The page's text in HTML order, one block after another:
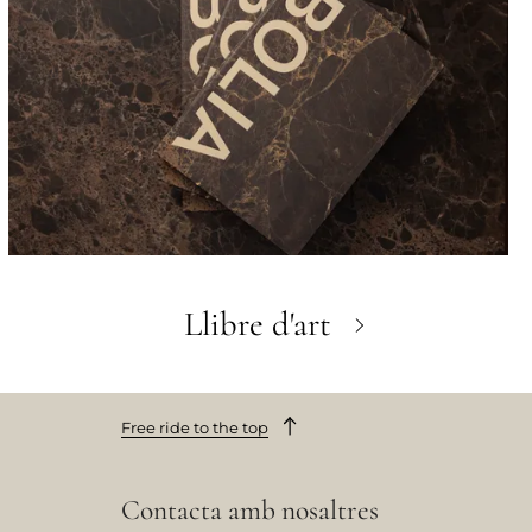
Llibre d'art
Free ride to the top
Contacta amb nosaltres